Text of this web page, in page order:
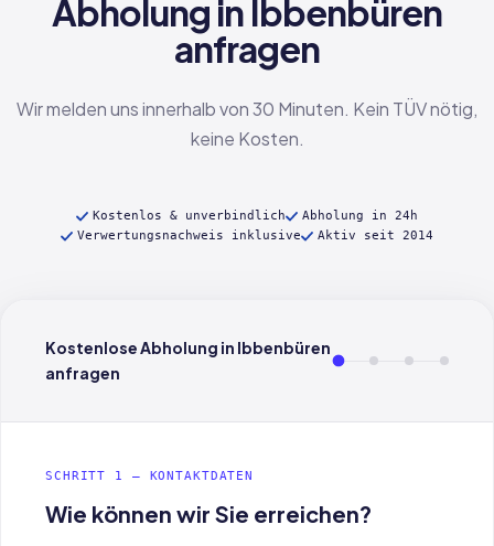
Abholung in Ibbenbüren
anfragen
Wir melden uns innerhalb von 30 Minuten. Kein TÜV nötig,
keine Kosten.
Kostenlos & unverbindlich
Abholung in 24h
Verwertungsnachweis inklusive
Aktiv seit 2014
Kostenlose Abholung in Ibbenbüren
anfragen
SCHRITT 1 — KONTAKTDATEN
Wie können wir Sie erreichen?